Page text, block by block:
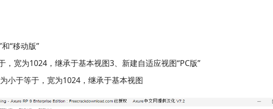
“移动版”
宽为1024，继承于基本视图3、新建自适应视图“PC版”
小于等于，宽为1024，继承于基本视图